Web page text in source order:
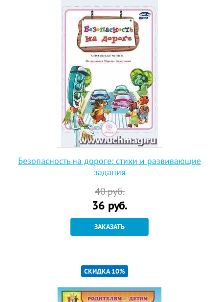
Безопасность на дороге: стихи и развивающие
задания
40руб.
36 руб.
ЗАКАЗАТЬ
СКИДКА 10%